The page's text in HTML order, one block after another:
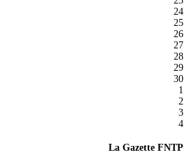
24
25
26
27
28
29
30
1
2
3
4
La Gazette FNTP